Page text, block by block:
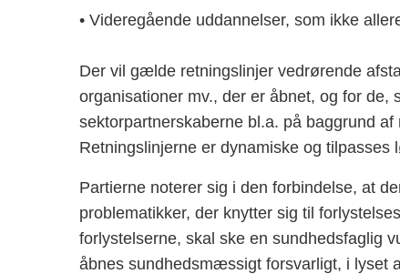
• Videregående uddannelser, som ikke
Der vil gælde retningslinjer vedrørende
organisationer mv., der er åbnet, og for
sektorpartnerskaberne bl.a. på baggrund
Retningslinjerne er dynamiske og tilpasses
Partierne noterer sig i den forbindelse, at
problematikker, der knytter sig til
forlystelserne, skal ske en sundhedsfaglig
åbnes sundhedsmæssigt forsvarligt, i lyset